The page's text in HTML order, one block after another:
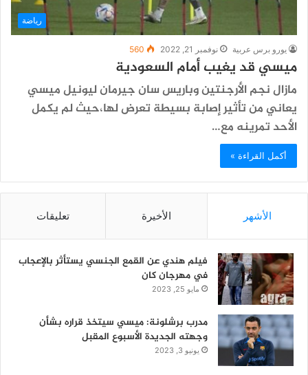
رياضة
يورو برس عربية نوفمبر 21, 2022 560
ميسي قد يغيب أمام السعودية
مازال نجم الأرجنتين وباريس سان جيرمان ليونيل ميسي
يعاني من تأثير إصابة بسيطة تعرض لها،حيث لم يكمل
الأحد تمرينه مع…
أكمل القراءة »
الأشهر الأخيرة تعليقات
فيلم هندي عن القمع الجنسي يستأثر بالإعجاب
في مهرجان كان
مايو 25, 2023
مدرب برشلونة: ميسي سيتخذ قراره بشأن
وجهته الجديدة الأسبوع المقبل
يونيو 3, 2023